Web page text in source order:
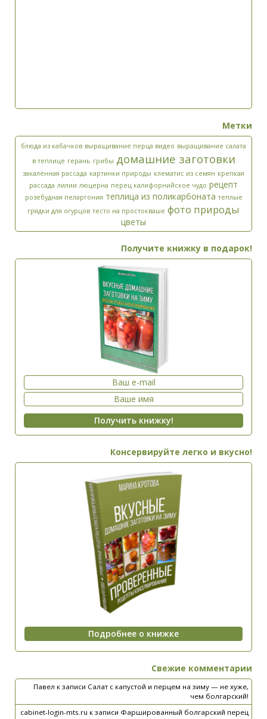
Введите ответ:*
четыре − три =
Метки
блюда из кабачков выращивание перца видео выращивание салата
в теплице герань грибы домашние заготовки
закалённая рассада картинки природы клематис из семян крепкая
рассада лилии люцерна перец калифорнийское чудо рецепт
розебудная пеларгония теплица из поликарбоната теплые
грядки для огурцов тесто на простокваше фото природы
цветы
Получите книжку в подарок!
Консервируйте легко и вкусно!
Свежие комментарии
Павел к записи Салат с капустой и перцем на зиму — не хуже,
чем болгарский!
cabinet-login-mts.ru к записи Фаршированный болгарский перец